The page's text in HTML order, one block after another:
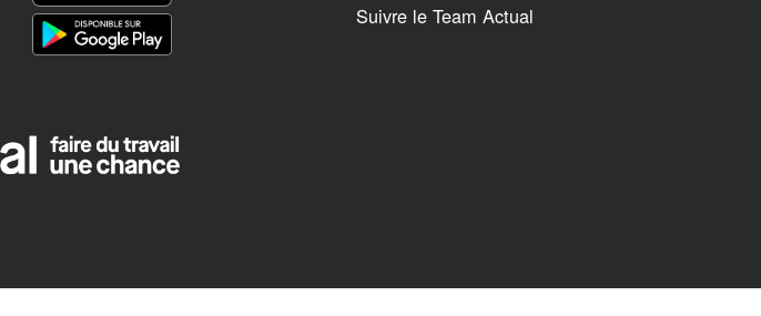
conformité avec les réglementations. Personnalisez vos préférences pour contrôler la manière dont
Suivre le Team Actual